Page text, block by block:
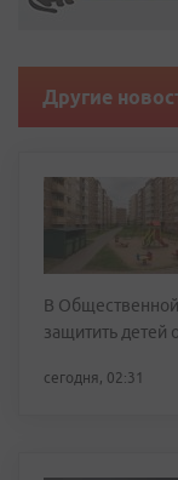
Другие
В Общественной
защитить детей
сегодня, 02:31